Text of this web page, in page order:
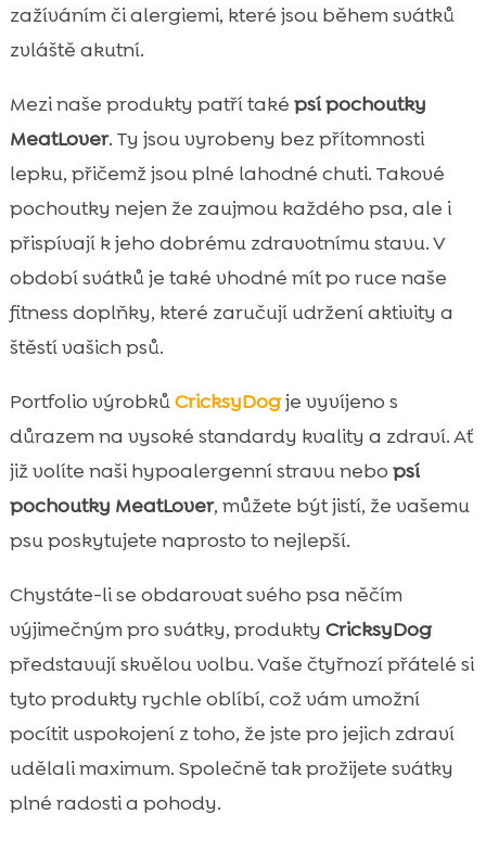
zažíváním či alergiemi, které jsou během svátků
zvláště akutní.
Mezi naše produkty patří také psí pochoutky
MeatLover. Ty jsou vyrobeny bez přítomnosti
lepku, přičemž jsou plné lahodné chuti. Takové
pochoutky nejen že zaujmou každého psa, ale i
přispívají k jeho dobrému zdravotnímu stavu. V
období svátků je také vhodné mít po ruce naše
fitness doplňky, které zaručují udržení aktivity a
štěstí vašich psů.
Portfolio výrobkůCricksyDogje vyvíjeno s
důrazem na vysoké standardy kvality a zdraví. Ať
již volíte naši hypoalergenní stravu nebo psí
pochoutky MeatLover, můžete být jistí, že vašemu
psu poskytujete naprosto to nejlepší.
Chystáte-li se obdarovat svého psa něčím
výjimečným pro svátky, produkty CricksyDog
představují skvělou volbu. Vaše čtyřnozí přátelé si
tyto produkty rychle oblíbí, což vám umožní
pocítit uspokojení z toho, že jste pro jejich zdraví
udělali maximum. Společně tak prožijete svátky
plné radosti a pohody.